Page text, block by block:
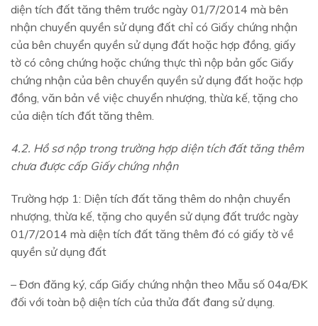
diện tích đất tăng thêm trước ngày 01/7/2014 mà bên
nhận chuyển quyền sử dụng đất chỉ có Giấy chứng nhận
của bên chuyển quyền sử dụng đất hoặc hợp đồng, giấy
tờ có công chứng hoặc chứng thực thì nộp bản gốc Giấy
chứng nhận của bên chuyển quyền sử dụng đất hoặc hợp
đồng, văn bản về việc chuyển nhượng, thừa kế, tặng cho
của diện tích đất tăng thêm.
4.2. Hồ sơ nộp trong trường hợp diện tích đất tăng thêm
chưa được cấp Giấy chứng nhận
Trường hợp 1: Diện tích đất tăng thêm do nhận chuyển
nhượng, thừa kế, tặng cho quyền sử dụng đất trước ngày
01/7/2014 mà diện tích đất tăng thêm đó có giấy tờ về
quyền sử dụng đất
– Đơn đăng ký, cấp Giấy chứng nhận theo Mẫu số 04a/ĐK
đối với toàn bộ diện tích của thửa đất đang sử dụng.